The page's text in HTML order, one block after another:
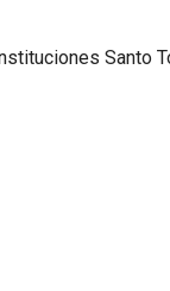
Santo